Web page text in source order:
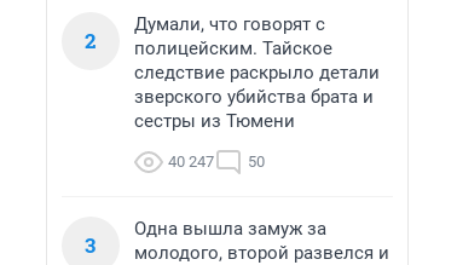
2
Думали, что говорят с
полицейским. Тайское
следствие раскрыло детали
зверского убийства брата и
сестры из Тюмени
40 247 50
3
Одна вышла замуж за
молодого, второй развелся и